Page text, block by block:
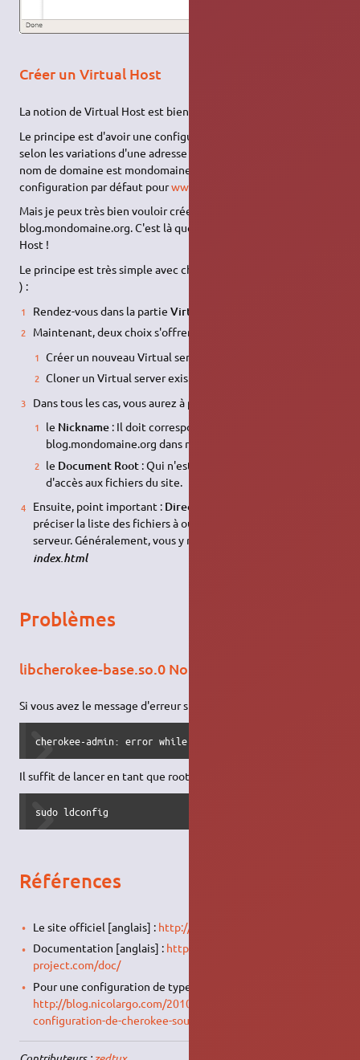
Créer un Virtual Host
La notion de Virtual Host est bien connue sous apache.
Le principe est d'avoir une configuration tout à fait différente,
selon les variations d'une adresse web. Par exemple, si mon
nom de domaine est mondomaine.org, je vais avoir la
configuration par défaut pourwww.mondomain.org
Mais je peux très bien vouloir créer un blog sur
blog.mondomaine.org. C'est là que vont intervenir les Virtual
Host !
Le principe est très simple avec cherokee ! ( Comparé à apache
) :
Rendez-vous dans la partie Virtual Servers
Maintenant, deux choix s'offrent à vous :
Créer un nouveau Virtual server
Cloner un Virtual server existant.
Dans tous les cas, vous aurez à préciser
le Nickname : Il doit correspondre à l'adresse
blog.mondomaine.org dans notre exemple.
le Document Root : Qui n'est rien de plus que le chemin
d'accès aux fichiers du site.
Ensuite, point important : Directory Indexes
préciser la liste des fichiers à ouvrir quand on entre sur le
serveur. Généralement, vous y mettrez
index.html
Problèmes
libcherokee-base.so.0 No such file or directory
Si vous avez le message d'erreur suivant :
cherokee-admin: error while loading shared libraries:
Il suffit de lancer en tant que root ldconfig :
sudo ldconfig
Références
Le site officiel [anglais] : http://www.cherokee-project.com/
Documentation [anglais] : http://www.cherokee-
project.com/doc/
Pour une configuration de type
http://blog.nicolargo.com/2010/03/installation-et-
configuration-de-cherokee-sous-ubuntu.html